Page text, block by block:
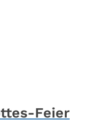
Feier